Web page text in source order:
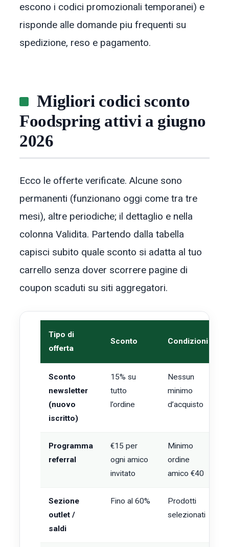
escono i codici promozionali temporanei) e
risponde alle domande piu frequenti su
spedizione, reso e pagamento.
Migliori codici sconto
Foodspring attivi a giugno
2026
Ecco le offerte verificate. Alcune sono
permanenti (funzionano oggi come tra tre
mesi), altre periodiche; il dettaglio e nella
colonna Validita. Partendo dalla tabella
capisci subito quale sconto si adatta al tuo
carrello senza dover scorrere pagine di
coupon scaduti su siti aggregatori.
Tipo di
offerta
Sconto Condizioni
Sconto
newsletter
(nuovo
iscritto)
15% su
tutto
l’ordine
Nessun
minimo
d’acquisto
Programma
referral
€15 per
ogni amico
invitato
Minimo
ordine
amico €40
Sezione
outlet /
saldi
Fino al 60%
Prodotti
selezionati